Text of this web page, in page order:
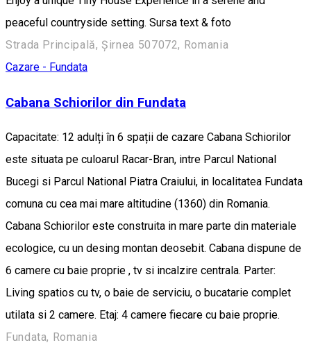
peaceful countryside setting. Sursa text & foto
Strada Principală, Șirnea 507072, Romania
Cazare - Fundata
Cabana Schiorilor din Fundata
Capacitate: 12 adulți în 6 spații de cazare Cabana Schiorilor
este situata pe culoarul Racar-Bran, intre Parcul National
Bucegi si Parcul National Piatra Craiului, in localitatea Fundata
comuna cu cea mai mare altitudine (1360) din Romania.
Cabana Schiorilor este construita in mare parte din materiale
ecologice, cu un desing montan deosebit. Cabana dispune de
6 camere cu baie proprie , tv si incalzire centrala. Parter:
Living spatios cu tv, o baie de serviciu, o bucatarie complet
utilata si 2 camere. Etaj: 4 camere fiecare cu baie proprie.
Fundata, Romania